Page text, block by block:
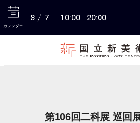
カレンダー
8 7 10:00 20:00
第106回二科展 巡回